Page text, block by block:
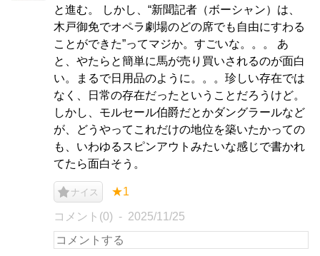
と進む。 しかし、“新聞記者（ボーシャン）は、
木戸御免でオペラ劇場のどの席でも自由にすわる
ことができた”ってマジか。すごいな。。。 あ
と、やたらと簡単に馬が売り買いされるのが面白
い。まるで日用品のように。。。珍しい存在では
なく、日常の存在だったということだろうけど。
しかし、モルセール伯爵だとかダングラールなど
が、どうやってこれだけの地位を築いたかっての
も、いわゆるスピンアウトみたいな感じで書かれ
てたら面白そう。
ナイス ★1
コメント(0) 2025/11/25